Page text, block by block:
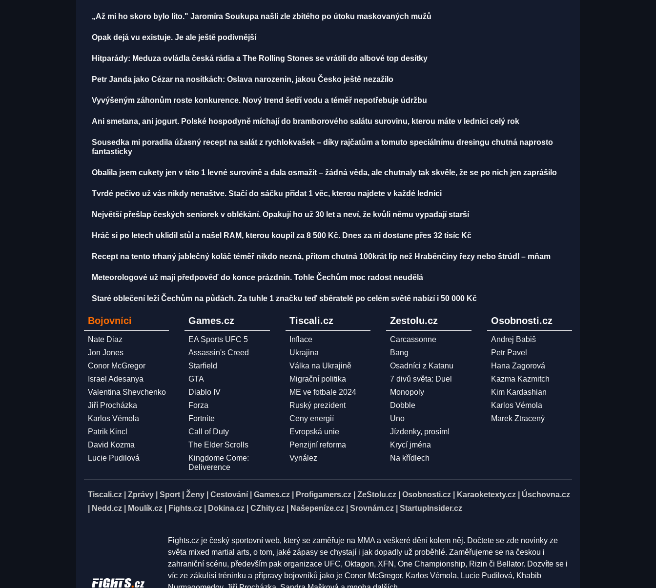
„Až mi ho skoro bylo líto." Jaromíra Soukupa našli zle zbitého po útoku maskovaných mužů
Opak dejá vu existuje. Je ale ještě podivnější
Hitparády: Meduza ovládla česká rádia a The Rolling Stones se vrátili do albové top desítky
Petr Janda jako Cézar na nosítkách: Oslava narozenin, jakou Česko ještě nezažilo
Vyvýšeným záhonům roste konkurence. Nový trend šetří vodu a téměř nepotřebuje údržbu
Ani smetana, ani jogurt. Polské hospodyně míchají do bramborového salátu surovinu, kterou máte v lednici celý rok
Sousedka mi poradila úžasný recept na salát z rychlokvašek – díky rajčatům a tomuto speciálnímu dresingu chutná naprosto
fantasticky
Obalila jsem cukety jen v této 1 levné surovině a dala osmažit – žádná věda, ale chutnaly tak skvěle, že se po nich jen zaprášilo
Tvrdé pečivo už vás nikdy nenaštve. Stačí do sáčku přidat 1 věc, kterou najdete v každé lednici
Největší přešlap českých seniorek v oblékání. Opakují ho už 30 let a neví, že kvůli němu vypadají starší
Hráč si po letech uklidil stůl a našel RAM, kterou koupil za 8 500 Kč. Dnes za ni dostane přes 32 tisíc Kč
Recept na tento trhaný jablečný koláč téměř nikdo nezná, přitom chutná 100krát líp než Hraběnčiny řezy nebo štrúdl – mňam
Meteorologové už mají předpověď do konce prázdnin. Tohle Čechům moc radost neudělá
Staré oblečení leží Čechům na půdách. Za tuhle 1 značku teď sběratelé po celém světě nabízí i 50 000 Kč
Bojovníci
Nate Diaz
Jon Jones
Conor McGregor
Israel Adesanya
Valentina Shevchenko
Jiří Procházka
Karlos Vémola
Patrik Kincl
David Kozma
Lucie Pudilová
Games.cz
EA Sports UFC 5
Assassin's Creed
Starfield
GTA
Diablo IV
Forza
Fortnite
Call of Duty
The Elder Scrolls
Kingdome Come:
Deliverence
Tiscali.cz
Inflace
Ukrajina
Válka na Ukrajině
Migrační politika
ME ve fotbale 2024
Ruský prezident
Ceny energií
Evropská unie
Penzijní reforma
Vynález
Zestolu.cz
Carcassonne
Bang
Osadníci z Katanu
7 divů světa: Duel
Monopoly
Dobble
Uno
Jízdenky, prosím!
Krycí jména
Na křídlech
Osobnosti.cz
Andrej Babiš
Petr Pavel
Hana Zagorová
Kazma Kazmitch
Kim Kardashian
Karlos Vémola
Marek Ztracený
Tiscali.cz Zprávy Sport Ženy Cestování Games.cz Profigamers.cz ZeStolu.cz Osobnosti.cz Karaoketexty.cz
Úschovna.cz
Nedd.cz Moulík.cz Fights.cz Dokina.cz CZhity.cz Našepeníze.cz Srovnám.cz StartupInsider.cz
Fights.cz je český sportovní web, který se zaměřuje na MMA a veškeré dění kolem něj. Dočtete se zde novinky ze
světa mixed martial arts, o tom, jaké zápasy se chystají i jak dopadly už proběhlé. Zaměřujeme se na českou i
zahraniční scénu, především pak organizace UFC, Oktagon, XFN, One Championship, Rizin či Bellator. Dozvíte se i
víc ze zákulisí tréninku a přípravy bojovníků jako je Conor McGregor, Karlos Vémola, Lucie Pudilová, Khabib